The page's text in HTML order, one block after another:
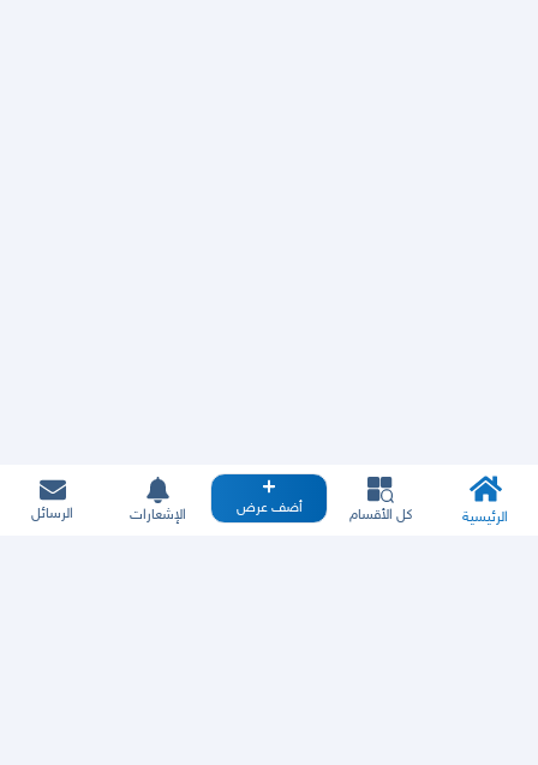
الرئيسية كل الأقسام أضف عرض الإشعارات الرسائل